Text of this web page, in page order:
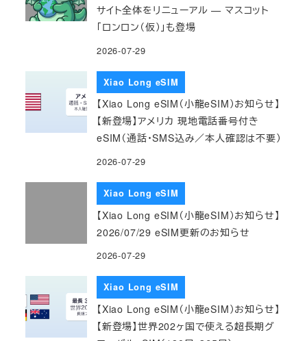
サイト全体をリニューアル — マスコット
「ロンロン（仮）」も登場
2026-07-29
Xiao Long eSIM
【Xiao Long eSIM（小龍eSIM）お知らせ】
【新登場】アメリカ 現地電話番号付き
eSIM（通話・SMS込み／本人確認は不要）
2026-07-29
Xiao Long eSIM
【Xiao Long eSIM（小龍eSIM）お知らせ】
2026/07/29 eSIM更新のお知らせ
2026-07-29
Xiao Long eSIM
【Xiao Long eSIM（小龍eSIM）お知らせ】
【新登場】世界202ヶ国で使える超長期グ